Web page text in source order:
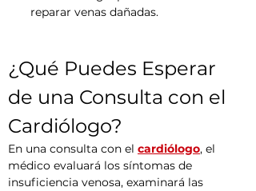
reparar venas dañadas.
¿Qué Puedes Esperar
de una Consulta con el
Cardiólogo?
En una consulta con el cardiólogo, el
médico evaluará los síntomas de
insuficiencia venosa, examinará las